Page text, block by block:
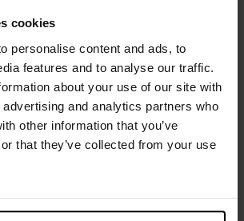
cookies
personalise content and ads, to
features and to analyse our traffic.
about your use of our site with
and analytics partners who
other information that you’ve
that they’ve collected from your use